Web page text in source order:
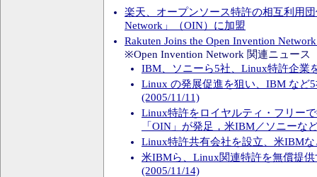
楽天、オープンソース特許の相互利用
Network」（OIN）に加盟
Rakuten Joins the Open Invention
※Open Invention Network 関連ニュース
IBM、ソニーら5社、Linux特許企業
Linux の発展促進を狙い、IBM など
(2005/11/11)
Linux特許をロイヤルティ・フリー
「OIN」が発足，米IBM／ソニーな
Linux特許共有会社を設立、米IBMな
米IBMら、Linux関連特許を無償提
(2005/11/14)